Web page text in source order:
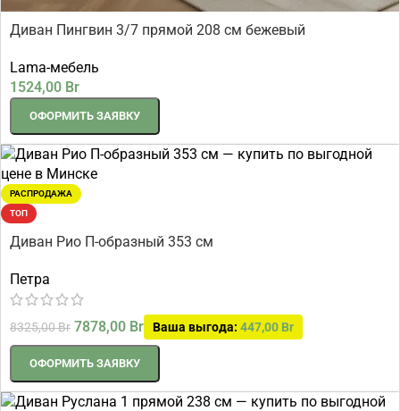
Диван Пингвин 3/7 прямой 208 см бежевый
Lama-мебель
1524,00 Br
ОФОРМИТЬ ЗАЯВКУ
РАСПРОДАЖА
ТОП
Диван Рио П-образный 353 см
Петра
8325,00Br 7878,00 Br Ваша выгода: 447,00 Br
ОФОРМИТЬ ЗАЯВКУ